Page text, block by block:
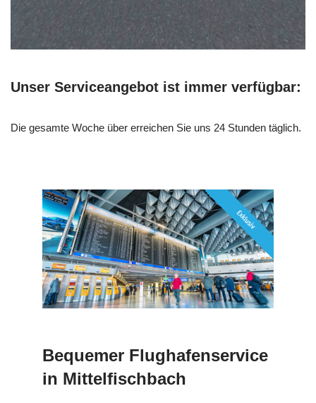
Unser Serviceangebot ist immer verfügbar:
Die gesamte Woche über erreichen Sie uns 24 Stunden täglich.
Bequemer Flughafenservice
in Mittelfischbach